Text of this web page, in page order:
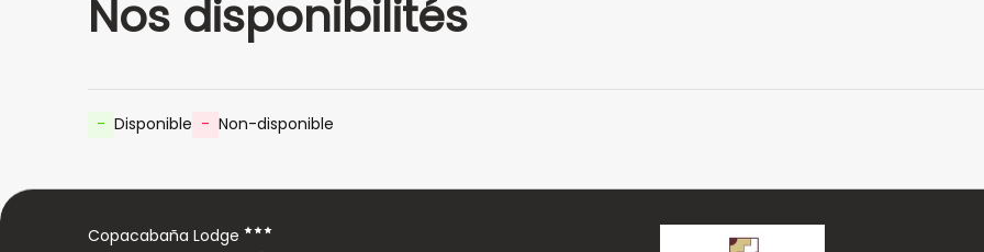
Nos disponibilités
- Disponible - Non-disponible
Copacabaña Lodge